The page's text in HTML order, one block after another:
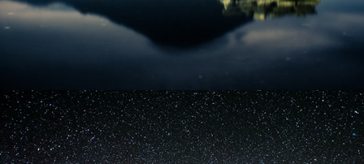
Sìkua
2018